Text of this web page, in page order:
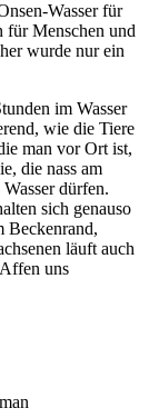
Wasser für
für Menschen und
wurde nur ein
im Wasser
wie die Tiere
man vor Ort ist,
die nass am
dürfen.
sich genauso
Beckenrand,
läuft auch
uns